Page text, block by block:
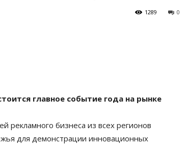
0
1289
главное событие года на рынке
рекламного бизнеса из всех регионов
для демонстрации инновационных